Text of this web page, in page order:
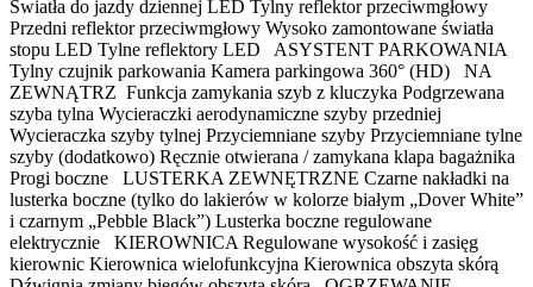
Światła do jazdy dziennej LED Tylny reflektor przeciwmgłowy
Przedni reflektor przeciwmgłowy Wysoko zamontowane światła
stopu LED Tylne reflektory LED ASYSTENT PARKOWANIA
Tylny czujnik parkowania Kamera parkingowa 360° (HD) NA
ZEWNĄTRZ Funkcja zamykania szyb z kluczyka Podgrzewana
szyba tylna Wycieraczki aerodynamiczne szyby przedniej
Wycieraczka szyby tylnej Przyciemniane szyby Przyciemniane tylne
szyby (dodatkowo) Ręcznie otwierana / zamykana klapa bagażnika
Progi boczne LUSTERKA ZEWNĘTRZNE Czarne nakładki na
lusterka boczne (tylko do lakierów w kolorze białym „Dover White”
i czarnym „Pebble Black”) Lusterka boczne regulowane
elektrycznie KIEROWNICA Regulowane wysokość i zasięg
kierownic Kierownica wielofunkcyjna Kierownica obszyta skórą